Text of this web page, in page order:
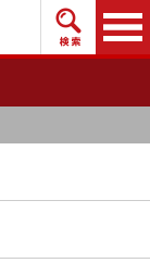
搜索